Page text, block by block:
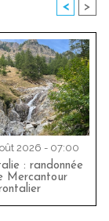
< >
2026 - 07:00
: randonnée
Mercantour